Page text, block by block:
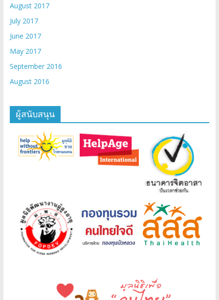
August 2017
July 2017
June 2017
May 2017
September 2016
August 2016
ผู้สนับสนุน